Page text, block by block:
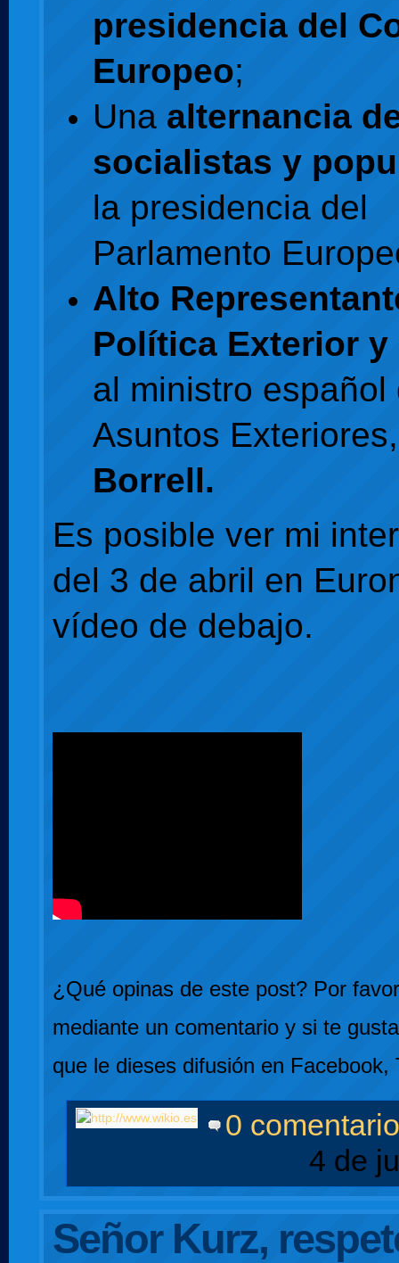
presidencia del
Europeo;
Una alternancia
socialistas y
la presidencia del
Parlamento
Alto
Política Exterior y
al ministro español
Asuntos
Borrell.
Es posible ver mi
del 3 de abril en
vídeo de debajo.
¿Qué opinas de este post? Por
mediante un comentario y si te
que le dieses difusión en Facebook,
0
4 de
Señor Kurz,